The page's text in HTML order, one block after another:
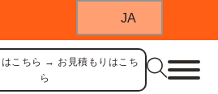
JA
はこちら → お見積もりはこち
ら